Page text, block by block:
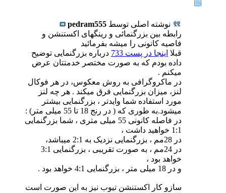
نوشته اصلی توسط pedram555
رابطه بین بزرگنمائی و رینگهای اکستنشن و
فاصیه کانونی را میشه بفرمائید
قبلا اینجا در پست 733
درباره بزرگنمایی توضیح
داده بودم که به صورت مختصر خدمتتان عرض
میکنم .
در ماکروگرافی به روش معکوس، در هر فوکال
لنز، میزان بزرگنمایی فرق میکند . هر چه لنز
مورد استفاده شما وایدتر ، بزرگنمایی بیشتر
میشود.به طوری که ( در رنج 18 تا 55 میلی متر) :
در فاصله کانونی 55 میلی متری ، شما بزرگنمایی
1:1 خواهید داشت ،
در 28مم ، بزرگنمایی نزدیک به 2:1 میباشد،
در 24مم ، به صورت تقریبی ، بزرگنمایی 3:1
خواهد بود ،
و در 18 میلی متر ، بزرگنمایی 4:1 خواهد بود .
سازو کار اکستنشن تیوب نیز به این صورت است